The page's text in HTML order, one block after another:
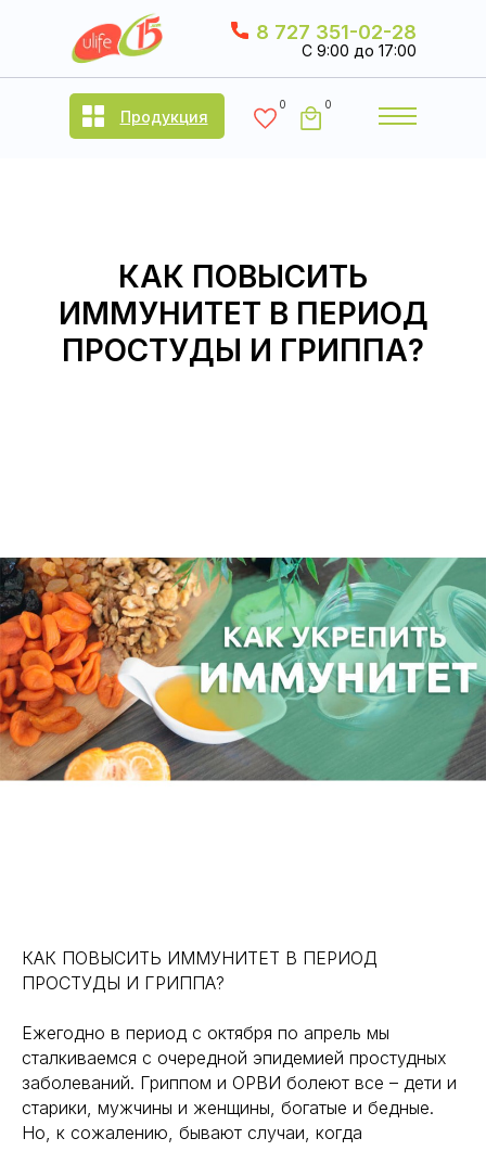
C 9:00 до 17:00
8 727 351-02-28
Продукция
0
0
КАК ПОВЫСИТЬ
ИММУНИТЕТ В ПЕРИОД
ПРОСТУДЫ И ГРИППА?
КАК ПОВЫСИТЬ ИММУНИТЕТ В ПЕРИОД
ПРОСТУДЫ И ГРИППА?
Ежегодно в период с октября по апрель мы
сталкиваемся с очередной эпидемией простудных
заболеваний. Гриппом и ОРВИ болеют все – дети и
старики, мужчины и женщины, богатые и бедные.
Но, к сожалению, бывают случаи, когда